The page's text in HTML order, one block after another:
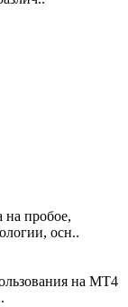
на пробое,
осн..
на MT4